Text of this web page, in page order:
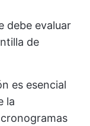
debe evaluar
de
es esencial
la